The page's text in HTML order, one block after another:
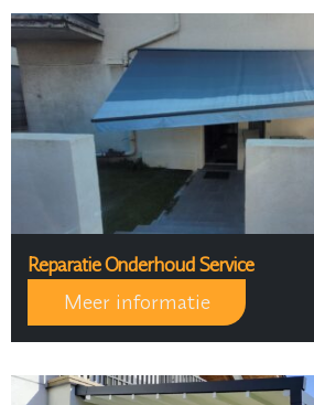
Reparatie Onderhoud Service
Meer informatie